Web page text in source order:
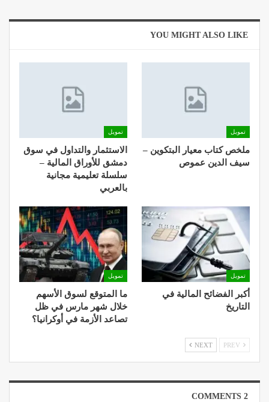
YOU MIGHT ALSO LIKE
تمويل
ملخص كتاب معيار البتكوين –
سيف الدين عموص
تمويل
الاستثمار والتداول في سوق
دمشق للأوراق المالية –
سلسلة تعليمية مجانية
بالعربي
تمويل
أكبر الفضائح المالية في
التاريخ
تمويل
ما المتوقع لسوق الأسهم
خلال شهر مارس في ظل
تصاعد الأزمة في أوكرانيا؟
NEXT
2 COMMENTS